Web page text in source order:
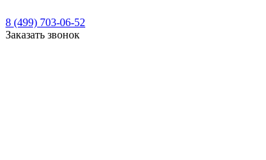
8 (499) 703-06-52
Заказать звонок